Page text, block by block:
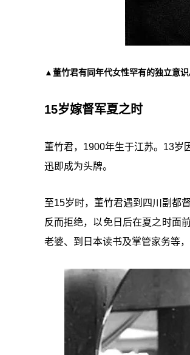
▲董竹君有同年代女性罕有的独立意识
15岁嫁督军夏之时
董竹君，1900年生于江苏。13岁
迅即成为头牌。
至15岁时，董竹君遇到四川副都
反而拒绝，以免日后在夏之时面
老婆、到日本读书及掌管家务等